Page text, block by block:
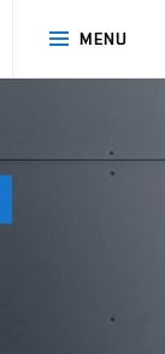
MENU